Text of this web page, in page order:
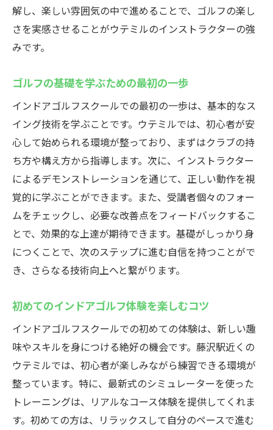
解し、楽しい雰囲気の中で進めることで、ゴルフの楽し
さを実感させることがウテミルのインストラクターの強
みです。
ゴルフの基礎を学ぶための最初の一歩
インドアゴルフスクールでの最初の一歩は、基本的なス
イング技術を学ぶことです。ウテミルでは、初心者が安
心して始められる環境が整っており、まずはクラブの持
ち方や構え方から指導します。次に、インストラクター
によるデモンストレーションを通じて、正しい動作を視
覚的に学ぶことができます。また、受講者個々のフォー
ムをチェックし、必要な改善点をフィードバックするこ
とで、効果的な上達が期待できます。基礎がしっかり身
につくことで、次のステップに進む自信を持つことがで
き、さらなる技術向上へと繋がります。
初めてのインドアゴルフ体験を楽しむコツ
インドアゴルフスクールでの初めての体験は、新しい趣
味やスキルを身につける絶好の機会です。藤沢駅近くの
ウテミルでは、初心者が楽しみながら練習できる環境が
整っています。特に、最新式のシミュレーターを使った
トレーニングは、リアルなコース体験を提供してくれま
す。初めての方は、リラックスして自分のペースで進む